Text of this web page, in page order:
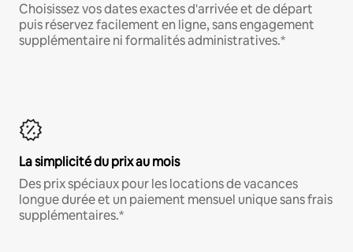
Choisissez vos dates exactes d'arrivée et de départ
puis réservez facilement en ligne, sans engagement
supplémentaire ni formalités administratives.*
La simplicité du prix au mois
Des prix spéciaux pour les locations de vacances
longue durée et un paiement mensuel unique sans frais
supplémentaires.*